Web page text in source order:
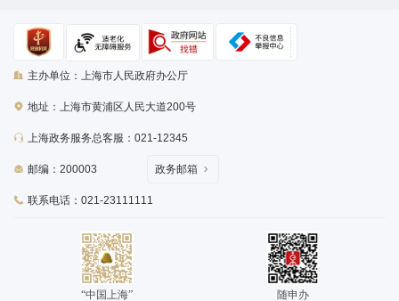
主办单位：上海市人民政府办公厅
地址：上海市黄浦区人民大道200号
上海政务服务总客服：021-12345
邮编：200003
联系电话：021-23111111
政务邮箱
“中国上海” 随申办